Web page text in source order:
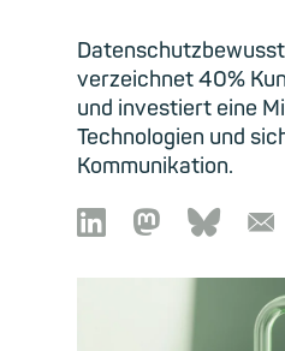
verzeichnet 40%
und investiert eine
Technologien und
Kommunikation.
 🦣︎ 🦋︎ 📧︎